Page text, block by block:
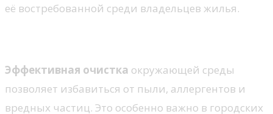
её востребованной среди владельцев жилья.
Эффективная очистка окружающей среды
позволяет избавиться от пыли, аллергентов и
вредных частиц. Это особенно важно в городских